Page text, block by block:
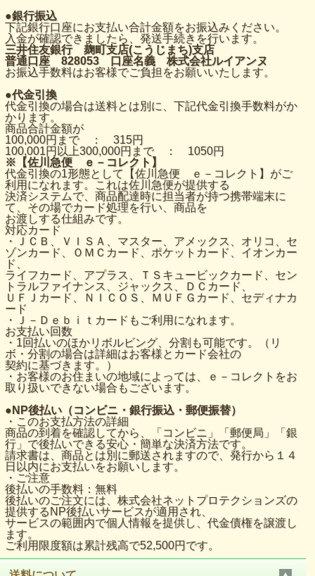
●銀行振込
下記銀行口座にお支払い合計金額をお振込みください。
入金が確認できましたら、発送手続きを行います。
三井住友銀行 麹町支店(こうじまち)支店
普通口座 828053 口座名義 株式会社ルイアンヌ
お振込手数料はお客様でご負担をお願いいたします。
●代金引換
代金引換の場合は送料とは別に、下記代金引換手数料がか
かります。
商品合計金額が
100,000円まで ： 315円
100,001円以上300,000円まで ： 1050円
※【佐川急便 ｅ－コレクト】
代金引換の1形態として【佐川急便 ｅ－コレクト】がご
利用になれます。これは佐川急便が提供する
決済システムで、商品配達時に担当者が持つ携帯端末に
て、その場でカード処理を行い、商品を
お渡しする仕組みです。
対応カード
・ＪＣＢ、ＶＩＳＡ、マスター、アメックス、オリコ、セ
ゾンカード、ＯＭＣカード、ポケットカード、イオンカー
ド、
ライフカード、アプラス、ＴＳキュービックカード、セン
トラルファイナンス、ジャックス、ＤＣカード、
ＵＦＪカード、ＮＩＣＯＳ、ＭＵＦＧカード、セディナカ
ード
・Ｊ－Ｄｅｂｉｔカードもご利用になれます。
お支払い回数
・1回払いのほかリボルビング、分割も可能です。（リ
ボ・分割の場合は詳細はお客様とカード会社の
契約に基づきます。）
・お客様のお住まいの地域によっては、ｅ－コレクトをお
取り扱いできない場合もございます。
●NP後払い（コンビニ・銀行振込・郵便振替）
・このお支払方法の詳細
商品の到着を確認してから、「コンビニ」「郵便局」「銀
行」で後払いできる安心・簡単な決済方法です。
請求書は、商品とは別に郵送されますので、発行から１４
日以内にお支払いをお願いします。
・ご注意
後払いの手数料：無料
後払いのご注文には、株式会社ネットプロテクションズの
提供するNP後払いサービスが適用され、
サービスの範囲内で個人情報を提供し、代金債権を譲渡し
ます。
ご利用限度額は累計残高で52,500円です。